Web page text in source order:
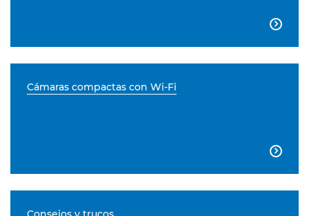

Cámaras compactas con Wi-Fi
